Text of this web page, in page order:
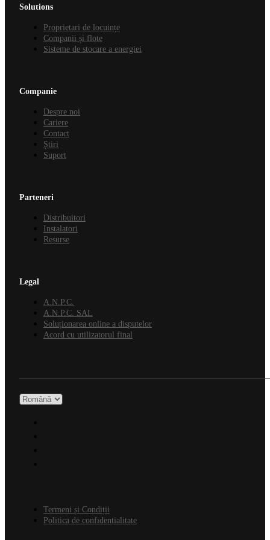
Solutions
Proprietari de locuințe
Companii și flote
Sisteme de stocare a energiei
Parteneri
Distribuitori
Instalatori
Resurse
Companie
Despre noi
Cariere
Contact
Știri
Suport
Legal
A.N.P.C.
A.N.P.C. SAL
Soluționarea online a disputelor
Acord cu utilizatorul final
Termeni și Condiții
Politica de confidentialitate